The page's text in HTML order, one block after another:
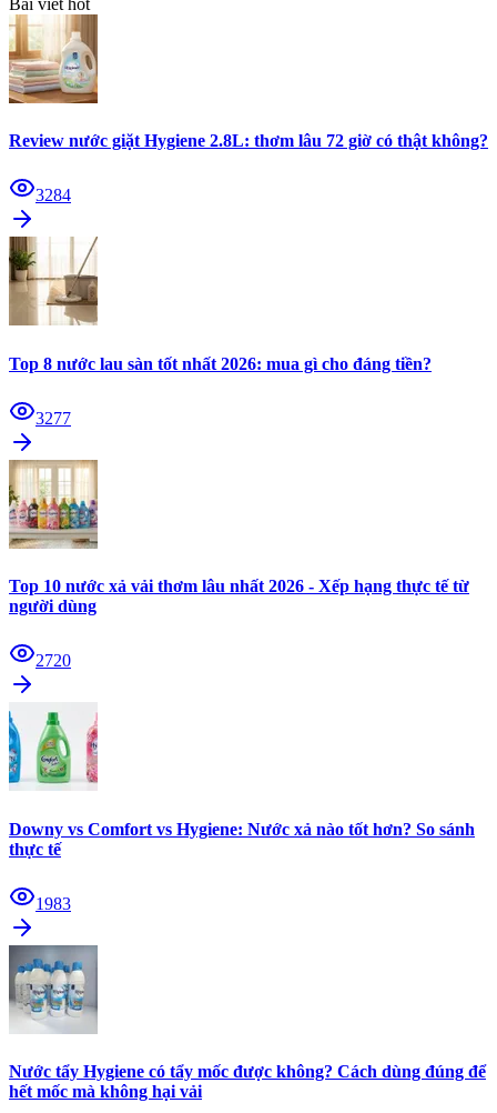
Review nước giặt Hygiene 2.8L: thơm lâu 72 giờ có thật không?
3284
Top 8 nước lau sàn tốt nhất 2026: mua gì cho đáng tiền?
3277
Top 10 nước xả vải thơm lâu nhất 2026 - Xếp hạng thực tế từ
người dùng
2720
Downy vs Comfort vs Hygiene: Nước xả nào tốt hơn? So sánh
thực tế
1983
Nước tẩy Hygiene có tẩy mốc được không? Cách dùng đúng để
hết mốc mà không hại vải